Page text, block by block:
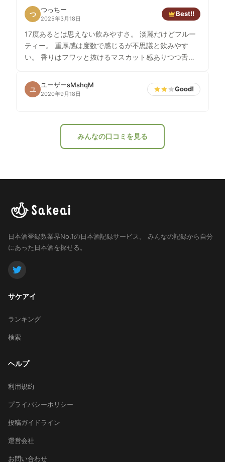
つ
つっちー
2025年3月18日
Best!!
17度あるとは思えない飲みやすさ。 淡麗だけどフルー
ティー。 重厚感は度数で感じるが不思議と飲みやす
い。 香りはフワッと抜けるマスカット感ありつつ舌か
ユ
ユーザーsMshqM
2020年9月18日
Good!
みんなの口コミを見る
日本酒登録数業界No.1の日本酒記録サービス。
みんなの記録から自分
にあった日本酒を探せる。
サケアイ
ランキング
検索
ヘルプ
利用規約
プライバシーポリシー
投稿ガイドライン
運営会社
お問い合わせ